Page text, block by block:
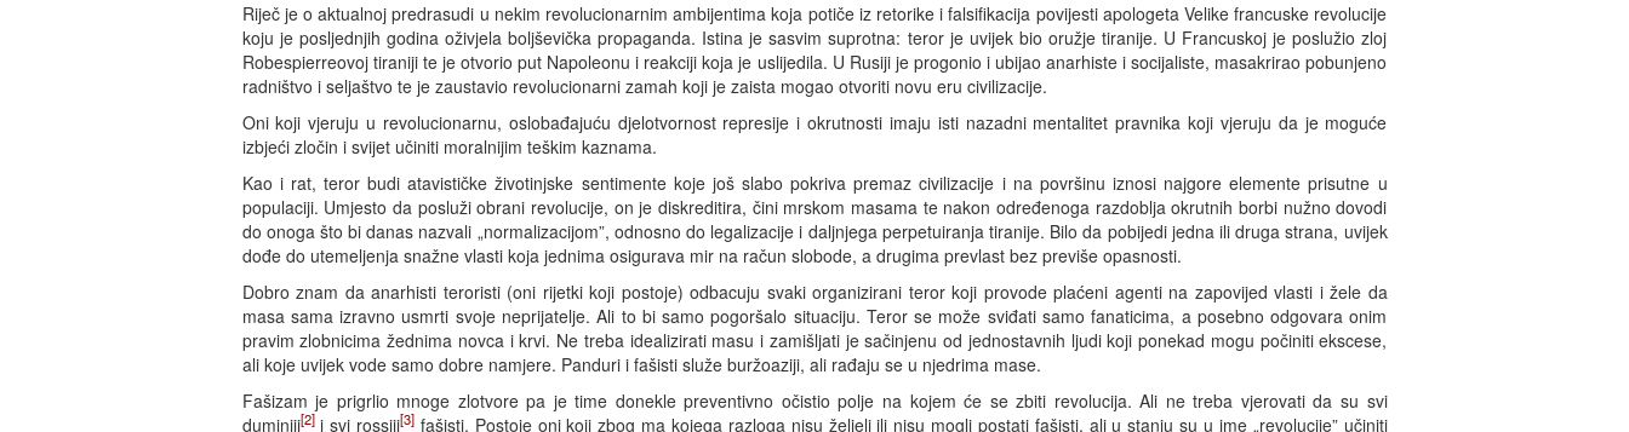
Riječ je o aktualnoj predrasudi u nekim revolucionarnim ambijentima koja potiče iz retorike i falsifikacija povijesti apologeta Velike francuske revolucije
koju je posljednjih godina oživjela boljševička propaganda. Istina je sasvim suprotna: teror je uvijek bio oružje tiranije. U Francuskoj je poslužio zloj
Robespierreovoj tiraniji te je otvorio put Napoleonu i reakciji koja je uslijedila. U Rusiji je progonio i ubijao anarhiste i socijaliste, masakrirao pobunjeno
radništvo i seljaštvo te je zaustavio revolucionarni zamah koji je zaista mogao otvoriti novu eru civilizacije.
Oni koji vjeruju u revolucionarnu, oslobađajuću djelotvornost represije i okrutnosti imaju isti nazadni mentalitet pravnika koji vjeruju da je moguće
izbjeći zločin i svijet učiniti moralnijim teškim kaznama.
Kao i rat, teror budi atavističke životinjske sentimente koje još slabo pokriva premaz civilizacije i na površinu iznosi najgore elemente prisutne u
populaciji. Umjesto da posluži obrani revolucije, on je diskreditira, čini mrskom masama te nakon određenoga razdoblja okrutnih borbi nužno dovodi
do onoga što bi danas nazvali „normalizacijom”, odnosno do legalizacije i daljnjega perpetuiranja tiranije. Bilo da pobijedi jedna ili druga strana, uvijek
dođe do utemeljenja snažne vlasti koja jednima osigurava mir na račun slobode, a drugima prevlast bez previše opasnosti.
Dobro znam da anarhisti teroristi (oni rijetki koji postoje) odbacuju svaki organizirani teror koji provode plaćeni agenti na zapovijed vlasti i žele da
masa sama izravno usmrti svoje neprijatelje. Ali to bi samo pogoršalo situaciju. Teror se može sviđati samo fanaticima, a posebno odgovara onim
pravim zlobnicima žednima novca i krvi. Ne treba idealizirati masu i zamišljati je sačinjenu od jednostavnih ljudi koji ponekad mogu počiniti ekscese,
ali koje uvijek vode samo dobre namjere. Panduri i fašisti služe buržoaziji, ali rađaju se u njedrima mase.
Fašizam je prigrlio mnoge zlotvore pa je time donekle preventivno očistio polje na kojem će se zbiti revolucija. Ali ne treba vjerovati da su svi
duminiji[2]i svi rossiji[3] fašisti. Postoje oni koji zbog ma kojega razloga nisu željeli ili nisu mogli postati fašisti, ali u stanju su u ime „revolucije” učiniti